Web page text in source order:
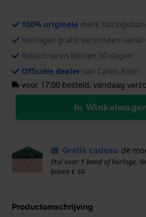
100% originele merk
Horloges gratis verzonden vanaf
Retourneren binnen 30 dagen
Officiële dealervan Calvin Klein
voor 17:00 besteld, vandaag
In
Gratis cadeau de
Etui voor 1 band of horloge.
boven € 50
Productomschrijving